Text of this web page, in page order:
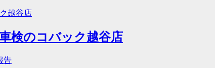
検のコバック越谷店